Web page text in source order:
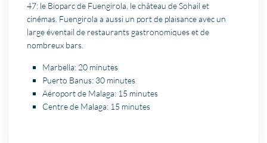
47: le Bioparc de Fuengirola, le château de Sohail et
cinémas. Fuengirola a aussi un port de plaisance avec un
large éventail de restaurants gastronomiques et de
nombreux bars.
Marbella: 20 minutes
Puerto Banus: 30 minutes
Aéroport de Malaga: 15 minutes
Centre de Malaga: 15 minutes